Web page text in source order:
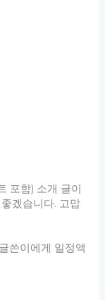
포함) 소개 글이
겠습니다. 고맙
쓴이에게 일정액